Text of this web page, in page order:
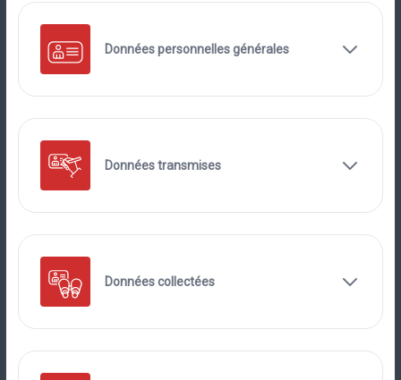
Données personnelles générales
Données transmises
Données collectées